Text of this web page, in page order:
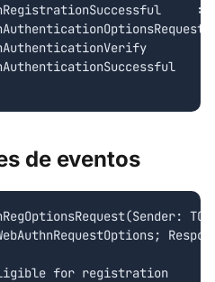
de eventos
for registration